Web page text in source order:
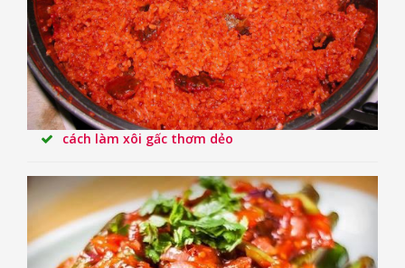
cách làm xôi gấc thơm dẻo